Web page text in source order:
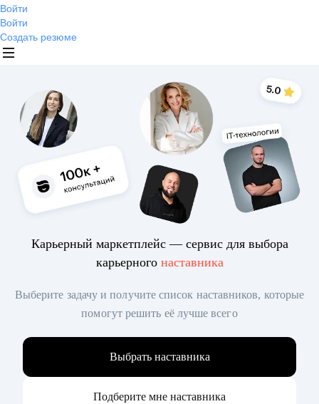
Войти
Войти
Создать резюме
Карьерный маркетплейс — сервис для выбора
карьерного наставника
Выберите задачу и получите список наставников, которые
помогут решить её лучше всего
Выбрать наставника
Подберите мне наставника